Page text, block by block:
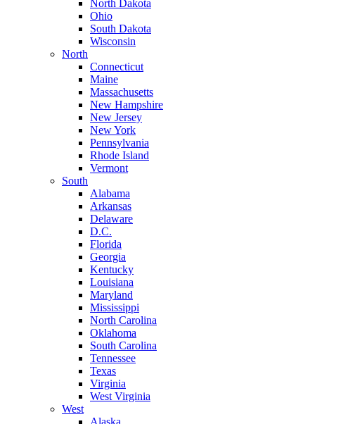
North Dakota
Ohio
South Dakota
Wisconsin
North
Connecticut
Maine
Massachusetts
New Hampshire
New Jersey
New York
Pennsylvania
Rhode Island
Vermont
South
Alabama
Arkansas
Delaware
D.C.
Florida
Georgia
Kentucky
Louisiana
Maryland
Mississippi
North Carolina
Oklahoma
South Carolina
Tennessee
Texas
Virginia
West Virginia
West
Alaska